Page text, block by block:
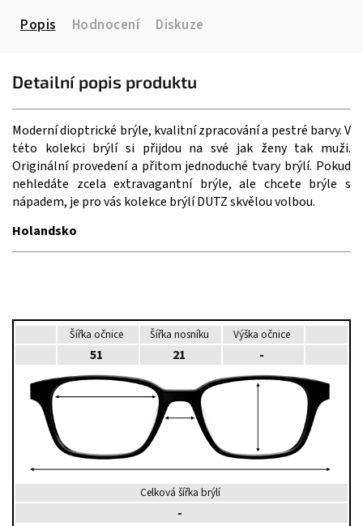
Popis Hodnocení Diskuze
Detailní popis produktu
Moderní dioptrické brýle, kvalitní zpracování a pestré barvy. V
této kolekci brýlí si přijdou na své jak ženy tak muži.
Originální provedení a přitom jednoduché tvary brýlí. Pokud
nehledáte zcela extravagantní brýle, ale chcete brýle s
nápadem, je pro vás kolekce brýlí DUTZ skvělou volbou.
Holandsko
Šířka očnice Šířka nosníku Výška očnice
51 21 -
Celková šířka brýlí
-